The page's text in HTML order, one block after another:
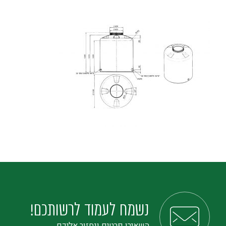
נשמח לעמוד לרשותכם!